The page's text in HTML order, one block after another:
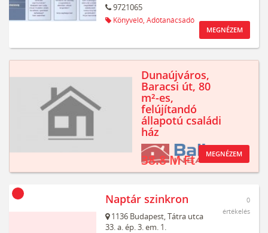
9721065
Könyvelő, Adótanácsadó
MEGNÉZEM
Dunaújváros,
Baracsi út, 80
m²-es,
felújítandó
állapotú családi
ház
38.8 M Ft MEGNÉZEM
Naptár szinkron
1136 Budapest,Tátra utca
33. a. ép. 3. em. 1.
0
értékelés